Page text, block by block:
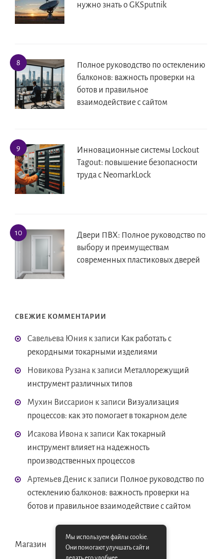
нужно знать о GKSputnik
Полное руководство по остеклению
балконов: важность проверки на
ботов и правильное
взаимодействие с сайтом
Инновационные системы Lockout
Tagout: повышение безопасности
труда с NeomarkLock
Двери ПВХ: Полное руководство по
выбору и преимуществам
современных пластиковых дверей
СВЕЖИЕ КОММЕНТАРИИ
Савельева Юния к записи Как работать с
рекордными токарными изделиями
Новикова Рузана к записи Металлорежущий
инструмент различных типов
Мухин Виссарион к записи Визуализация
процессов: как это помогает в токарном деле
Исакова Ивона к записи Как токарный
инструмент влияет на надежность
производственных процессов
Артемьев Денис к записи Полное руководство по
остеклению балконов: важность проверки на
ботов и правильное взаимодействие с сайтом
Магазин
Мы используем файлы cookie.
Они помогают улучшать сайт и